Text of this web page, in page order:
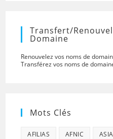
Transfert/
Domaine
Renouvelez vos noms de
Transférez vos noms de
Mots Clés
AFILIAS AFNIC ASIA